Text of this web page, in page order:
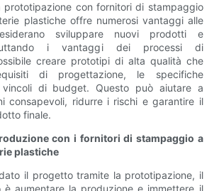
prototipazione con fornitori di stampaggio
plastiche offre numerosi vantaggi alle
sviluppare nuovi prodotti e
i vantaggi dei processi di
creare prototipi di alta qualità che
di progettazione, le specifiche
di budget. Questo può aiutare a
consapevoli, ridurre i rischi e garantire il
finale.
con i fornitori di stampaggio a
plastiche
il progetto tramite la prototipazione, il